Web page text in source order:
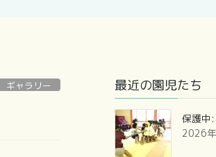
ギャラリー 最近の園児たち
保護中:
2026